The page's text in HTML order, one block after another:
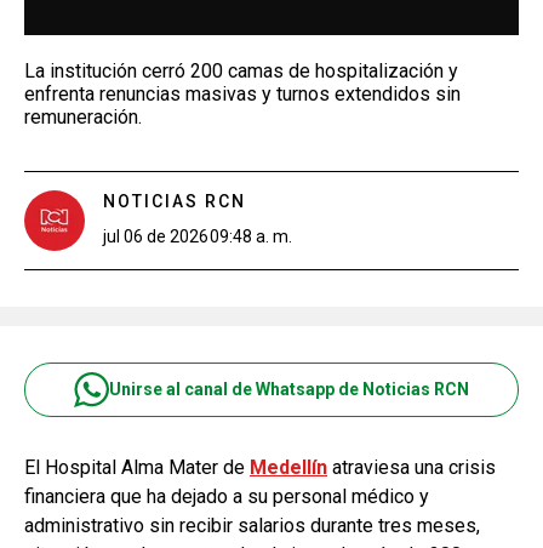
La institución cerró 200 camas de hospitalización y
enfrenta renuncias masivas y turnos extendidos sin
remuneración.
NOTICIAS RCN
jul 06 de 202609:48 a. m.
Unirse al canal de Whatsapp de Noticias RCN
El Hospital Alma Mater de Medellín atraviesa una crisis
financiera que ha dejado a su personal médico y
administrativo sin recibir salarios durante tres meses,